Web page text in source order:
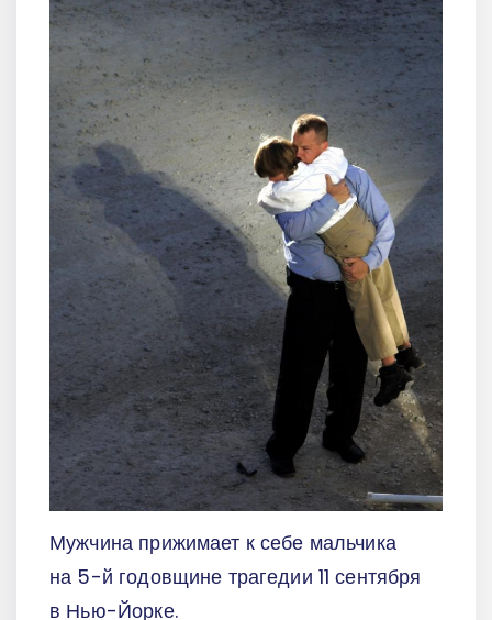
Мужчина прижимает к себе мальчика
на 5-й годовщине трагедии 11 сентября
в Нью-Йорке.